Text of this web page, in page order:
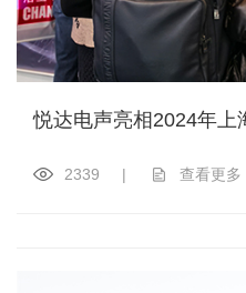
悦达电声亮相2024年上
2339 | 查看更多